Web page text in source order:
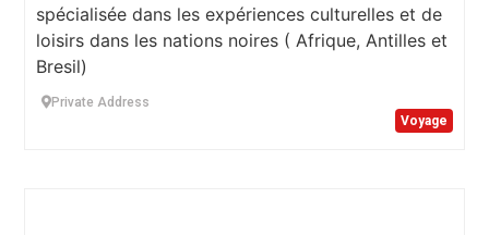
spécialisée dans les expériences culturelles et de
loisirs dans les nations noires ( Afrique, Antilles et
Bresil)
Private Address
Voyage